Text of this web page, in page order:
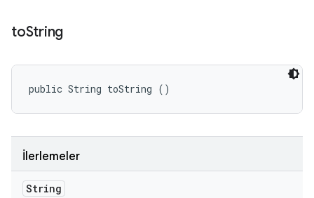
toString
public String toString ()
İlerlemeler
String